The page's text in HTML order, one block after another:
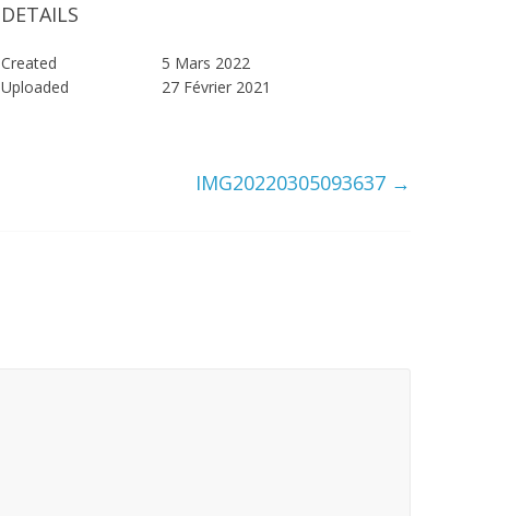
DETAILS
Created
5 Mars 2022
Uploaded
27 Février 2021
IMG20220305093637 →